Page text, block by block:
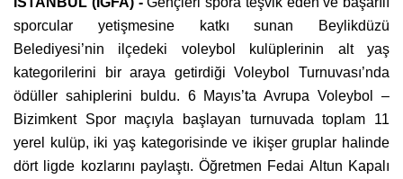
sporcular yetişmesine katkı sunan Beylikdüzü
Belediyesi’nin ilçedeki voleybol kulüplerinin alt yaş
kategorilerini bir araya getirdiği Voleybol Turnuvası’nda
ödüller sahiplerini buldu. 6 Mayıs’ta Avrupa Voleybol –
Bizimkent Spor maçıyla başlayan turnuvada toplam 11
yerel kulüp, iki yaş kategorisinde ve ikişer gruplar halinde
dört ligde kozlarını paylaştı. Öğretmen Fedai Altun Kapalı